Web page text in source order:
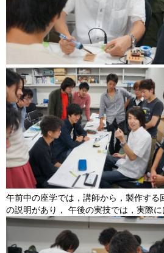
午前中の座学では，講師から，製作する
の説明があり， 午後の実技では，実際に